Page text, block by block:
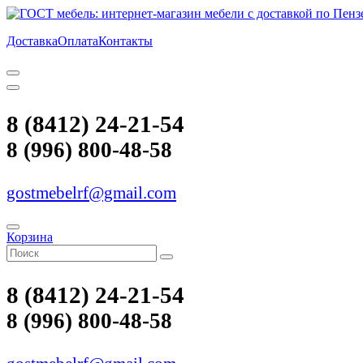
ДоставкаОплатаКонтакты
8 (8412) 24-21-54
8 (996) 800-48-58
gostmebelrf@gmail.com
Корзина
8 (8412) 24-21-54
8 (996) 800-48-58